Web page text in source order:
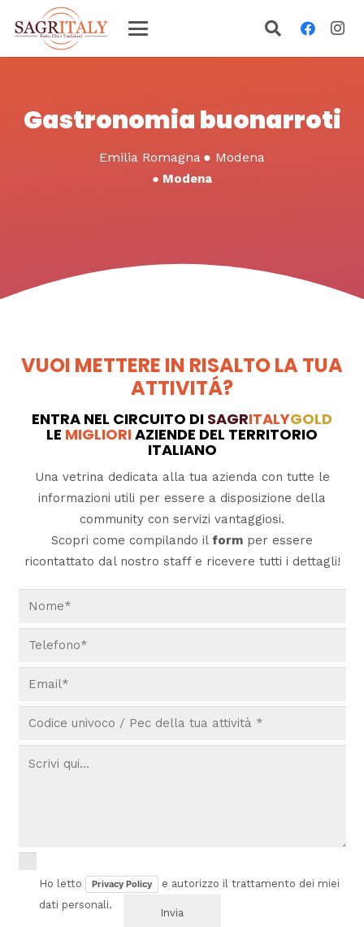
Gastronomia buonarroti
Emilia Romagna ● Modena
● Modena
VUOI METTERE IN RISALTO LA TUA
ATTIVITÁ?
ENTRA NEL CIRCUITO DI SAGRITALYGOLD
LE MIGLIORIAZIENDE DEL TERRITORIO
ITALIANO
Una vetrina dedicata alla tua azienda con tutte le
informazioni utili per essere a disposizione della
community con servizi vantaggiosi.
Scopri come compilando il form per essere
ricontattato dal nostro staff e ricevere tutti i dettagli!
Ho letto Privacy Policy
e autorizzo il trattamento dei miei
dati personali.